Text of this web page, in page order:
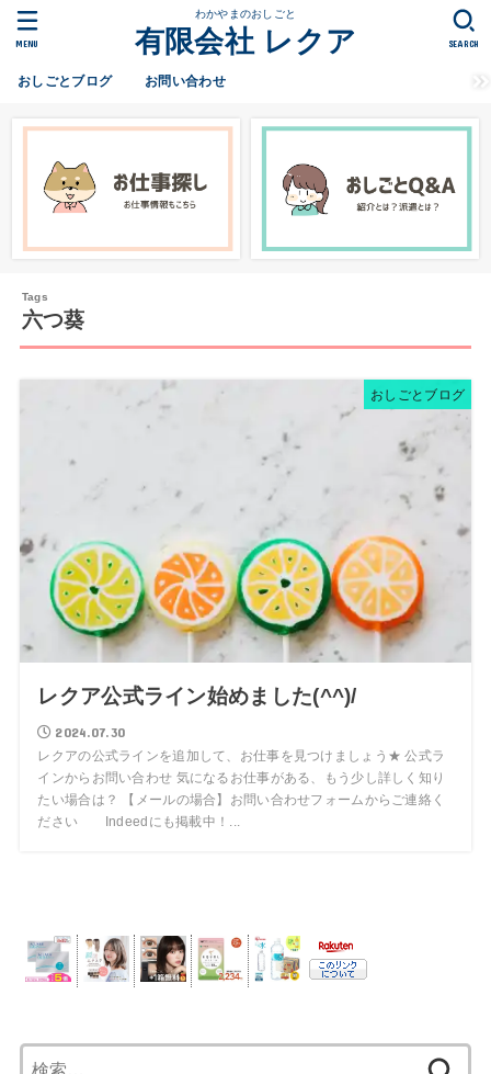
わかやまのおしごと
有限会社 レクア
おしごとブログ お問い合わせ
SEARCH
MENU
六つ葵
おしごとブログ
レクア公式ライン始めました(^^)/
2024.07.30
レクアの公式ラインを追加して、お仕事を見つけましょう★ 公式ラ
インからお問い合わせ 気になるお仕事がある、もう少し詳しく知り
たい場合は？ 【メールの場合】お問い合わせフォームからご連絡く
ださい Indeedにも掲載中！...